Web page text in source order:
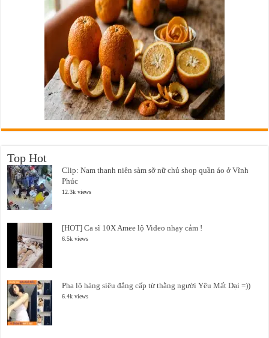
Top Hot
Clip: Nam thanh niên sàm sỡ nữ chủ shop quần áo ở Vĩnh
Phúc
12.3k views
[HOT] Ca sĩ 10X Amee lộ Video nhạy cảm !
6.5k views
Pha lộ hàng siêu đẳng cấp từ thằng người Yêu Mất Dại =))
6.4k views